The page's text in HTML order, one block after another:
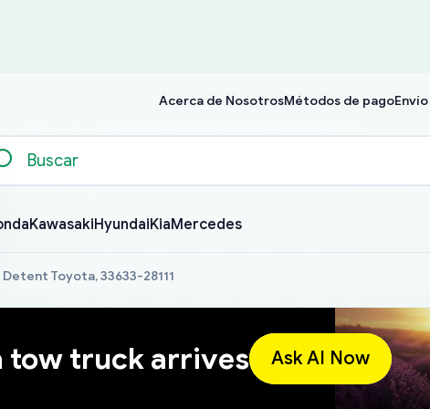
Acerca de NosotrosMétodos de pago
KawasakiHyundaiKiaMercedes
Toyota, 33633-28111
tow truck arrives Ask AI Now